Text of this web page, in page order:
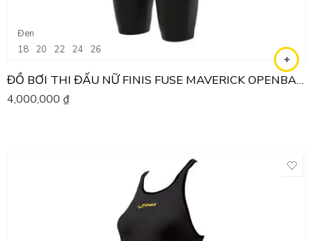
Đen
18
20 22 24 26
ĐỒ BƠI THI ĐẤU NỮ FINIS FUSE MAVERICK OPENBACK
4,000,000 ₫